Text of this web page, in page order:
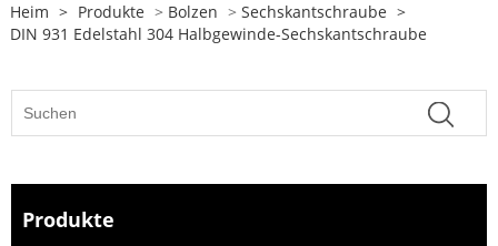
Heim > Produkte > Bolzen > Sechskantschraube >
DIN 931 Edelstahl 304 Halbgewinde-Sechskantschraube
Produkte